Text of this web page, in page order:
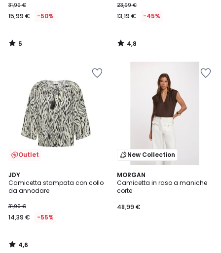
31,99 €
15,99 € -50%
5
/
23,99 €
13,19 € -45%
4,8
/
Outlet
JDY
Camicetta stampata con collo
da annodare
31,99 €
14,39 € -55%
4,6
/ 5
4,6
/
New Collection
MORGAN
Camicetta in raso a maniche
corte
48,99 €